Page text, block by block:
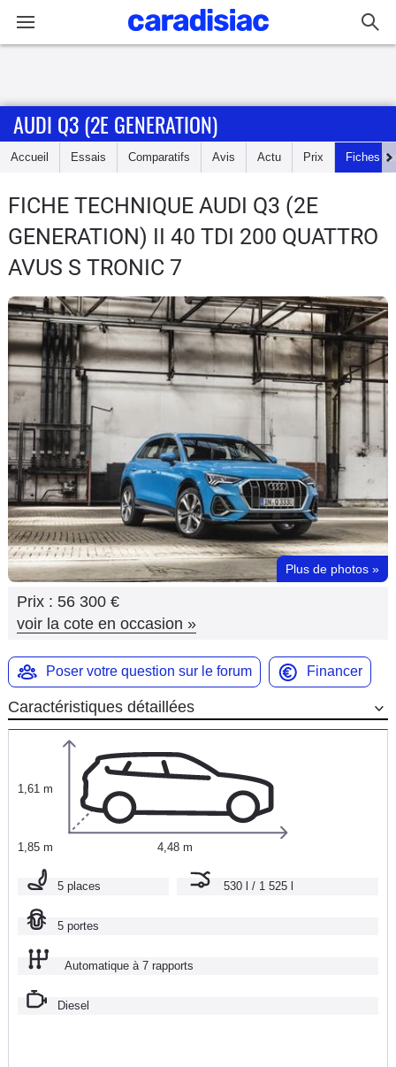
Accueil
Essais
Guide
d'achat
Electriques
Utilitaires
Flottes
Auto
Services
Forum
Moto
Marques
AUDI Q3 (2E GENERATION)
Accueil Essais Comparatifs Avis Actu Prix Fiches
FICHE TECHNIQUE AUDI Q3 (2E
GENERATION) II 40 TDI 200 QUATTRO
AVUS S TRONIC 7
Plus de photos »
Prix : 56 300 €
voir la cote en occasion »
Poser votre question sur le forum Financer
Caractéristiques détaillées
1,61 m
1,85 m 4,48 m
5 places 530 l / 1 525 l
5 portes
Automatique à 7 rapports
Diesel